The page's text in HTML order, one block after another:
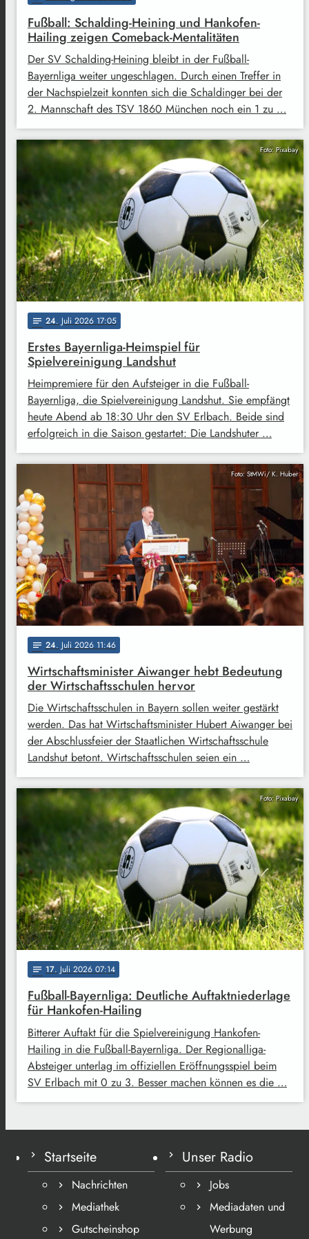
Fußball: Schalding-Heining und Hankofen-
Hailing zeigen Comeback-Mentalitäten
Der SV Schalding-Heining bleibt in der Fußball-
Bayernliga weiter ungeschlagen. Durch einen Treffer in
der Nachspielzeit konnten sich die Schaldinger bei der
2. Mannschaft des TSV 1860 München noch ein 1 zu …
Foto: Pixabay
notes 24. Juli 2026 17:05
Erstes Bayernliga-Heimspiel für
Spielvereinigung Landshut
Heimpremiere für den Aufsteiger in die Fußball-
Bayernliga, die Spielvereinigung Landshut. Sie empfängt
heute Abend ab 18:30 Uhr den SV Erlbach. Beide sind
erfolgreich in die Saison gestartet: Die Landshuter …
Foto: StMWi/ K. Huber
notes 24. Juli 2026 11:46
Wirtschaftsminister Aiwanger hebt Bedeutung
der Wirtschaftsschulen hervor
Die Wirtschaftsschulen in Bayern sollen weiter gestärkt
werden. Das hat Wirtschaftsminister Hubert Aiwanger bei
der Abschlussfeier der Staatlichen Wirtschaftsschule
Landshut betont. Wirtschaftsschulen seien ein …
Foto: Pixabay
notes 17. Juli 2026 07:14
Fußball-Bayernliga: Deutliche Auftaktniederlage
für Hankofen-Hailing
Bitterer Auftakt für die Spielvereinigung Hankofen-
Hailing in die Fußball-Bayernliga. Der Regionalliga-
Absteiger unterlag im offiziellen Eröffnungsspiel beim
SV Erlbach mit 0 zu 3. Besser machen können es die …
Startseite
Nachrichten
Mediathek
Gutscheinshop
Unser Radio
Jobs
Mediadaten und
Werbung